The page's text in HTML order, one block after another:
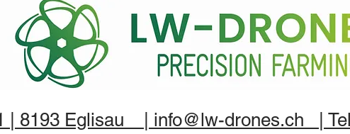
| 8193 Eglisau | info@lw-drones.ch |